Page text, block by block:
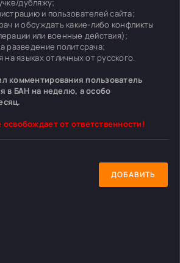
дубляжу;
и пользователей сайта;
и обсуждать какие-либо конфликты
или военные действия);
разведение политсрача;
на языках отличных от русского.
комментирования пользователь
в БАН на неделю, а особо
от ответственности!
ДОБАВИТЬ